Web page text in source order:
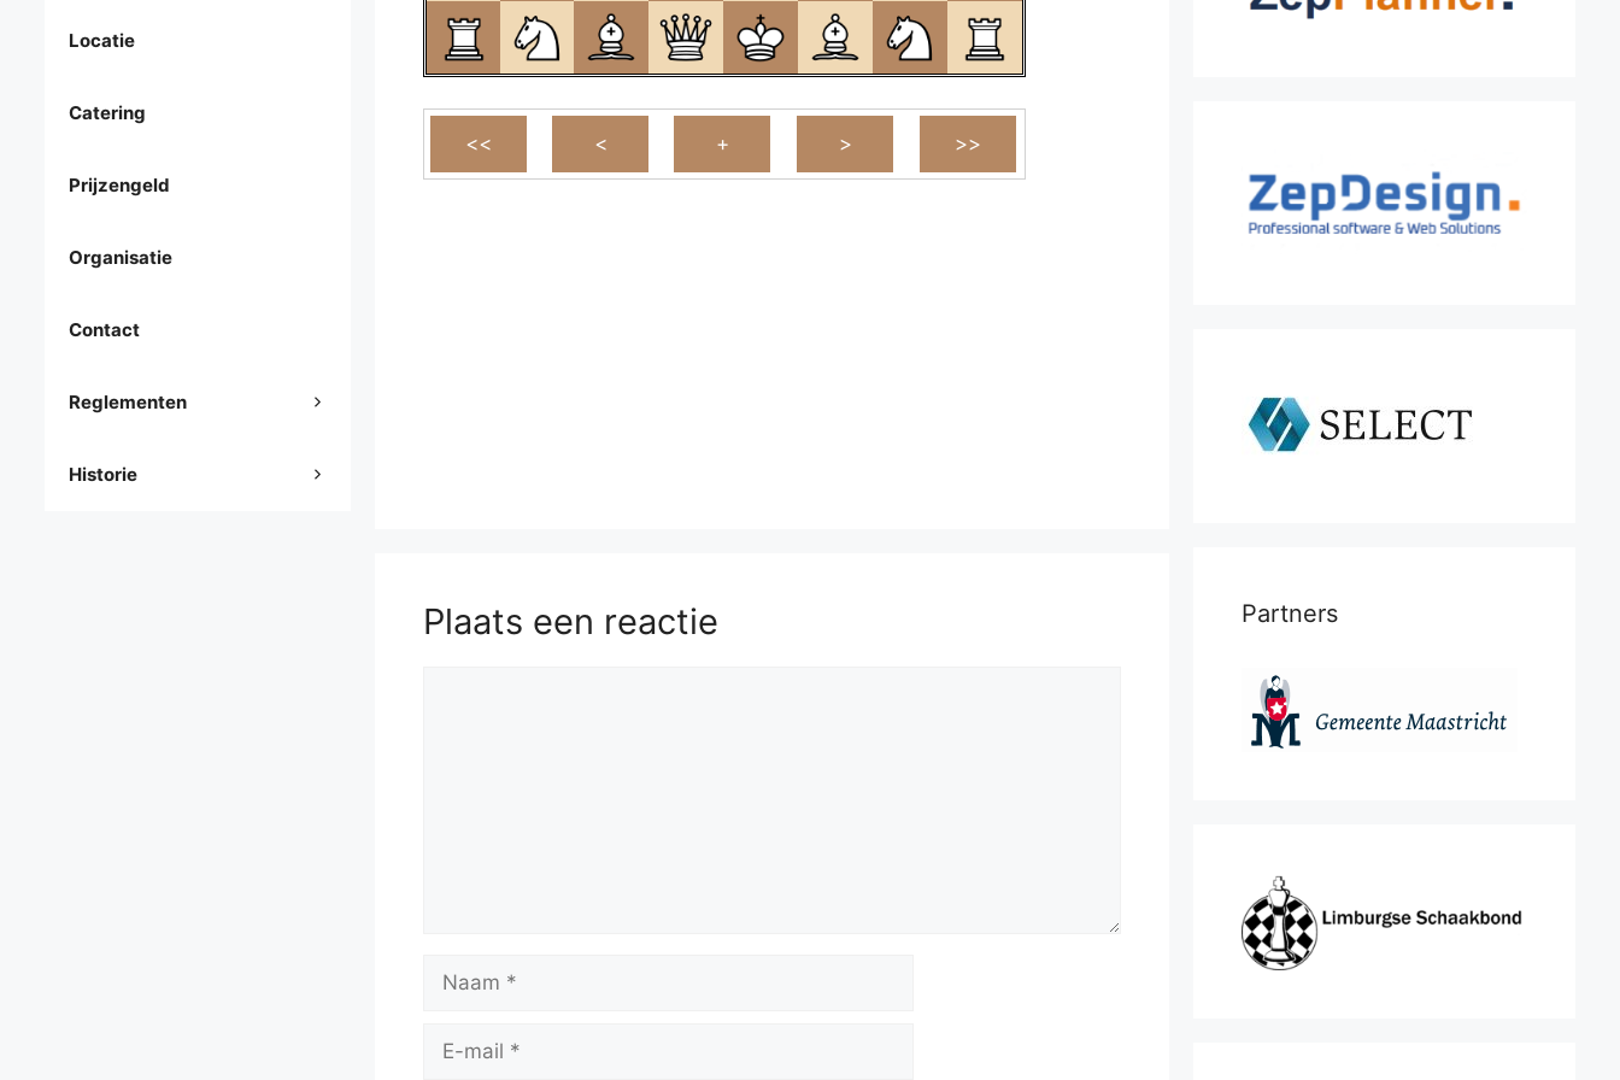
Plaats een reactie
mail
Locatie
Catering
Prijzengeld
Organisatie
Contact
Reglementen
Historie
Partners